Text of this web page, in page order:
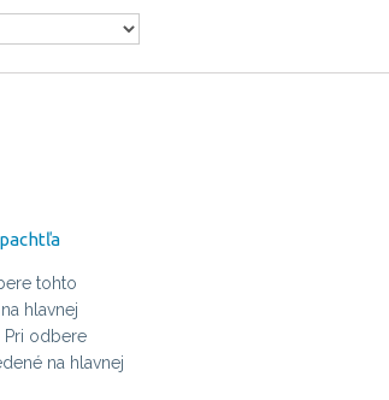
tohto
hlavnej
Pri odbere
na hlavnej